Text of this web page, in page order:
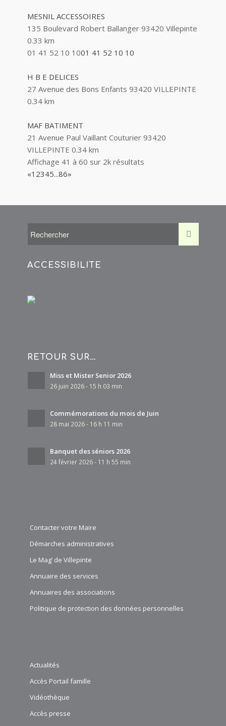
MESNIL ACCESSOIRES
135 Boulevard Robert Ballanger 93420 Villepinte
0.33 km
01 41 52 10 1001 41 52 10 10
H B E DELICES
27 Avenue des Bons Enfants 93420 VILLEPINTE
0.34 km
MAF BATIMENT
21 Avenue Paul Vaillant Couturier 93420
VILLEPINTE 0.34 km
Affichage 41 à 60 sur 2k résultats
«1 2345...86»
ACCESSIBILITÉ
RETOUR SUR…
Miss et Mister Senior 2026
26 juin 2026 - 15 h 03 min
Commémorations du mois de Juin
28 mai 2026 - 16 h 11 min
Banquet des séniors 2026
24 février 2026 - 11 h 55 min
Contacter votre Maire
Démarches administratives
Le Mag’ de Villepinte
Annuaire des services
Annuaires des associations
Politique de protection des données personnelles
Actualités
Accès Portail famille
Vidéothèque
Accès presse